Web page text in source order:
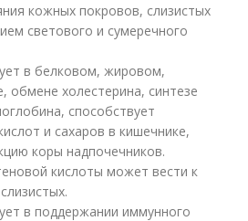
кожных покровов, слизистых
светового и сумеречного
в белковом, жировом,
обмене холестерина, синтезе
способствует
и сахаров в кишечнике,
коры надпочечников.
кислоты может вести к
в поддержании иммунного